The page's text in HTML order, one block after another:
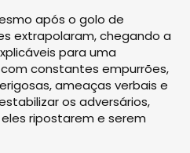
após o golo de
extrapolaram, chegando a
para uma
constantes empurrões,
ameaças verbais e
os adversários,
ripostarem e serem